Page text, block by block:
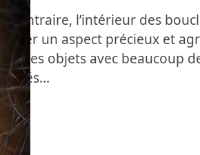
Au contraire, l’intérieur des
donner un aspect précieux et
crée des objets avec beaucoup
raffinés…